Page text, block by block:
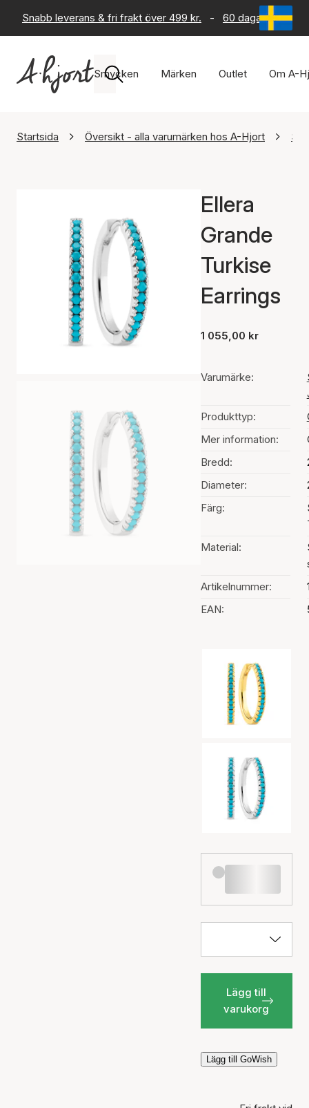
Snabb leverans & fri frakt över 499 kr. - 60 dagars
Smycken Märken Outlet Om A-
Startsida Översikt - alla varumärken hos A-Hjort Sif
Ellera
Grande
Turkise
Earrings
1 055,00 kr
Varumärke:
Produkttyp:
Mer information:
Bredd:
Diameter:
Färg:
Material:
Artikelnummer:
EAN:
Lägg till
varukorg
Lägg till GoWish